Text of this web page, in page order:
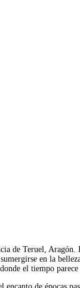
de Teruel, Aragón.
en la
el tiempo parece